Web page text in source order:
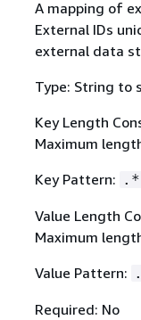
A mapping of
External IDs
external data
Type: String to
Key Length
Maximum
Key Pattern: .*
Value Length
Maximum
Value Pattern:
Required: No